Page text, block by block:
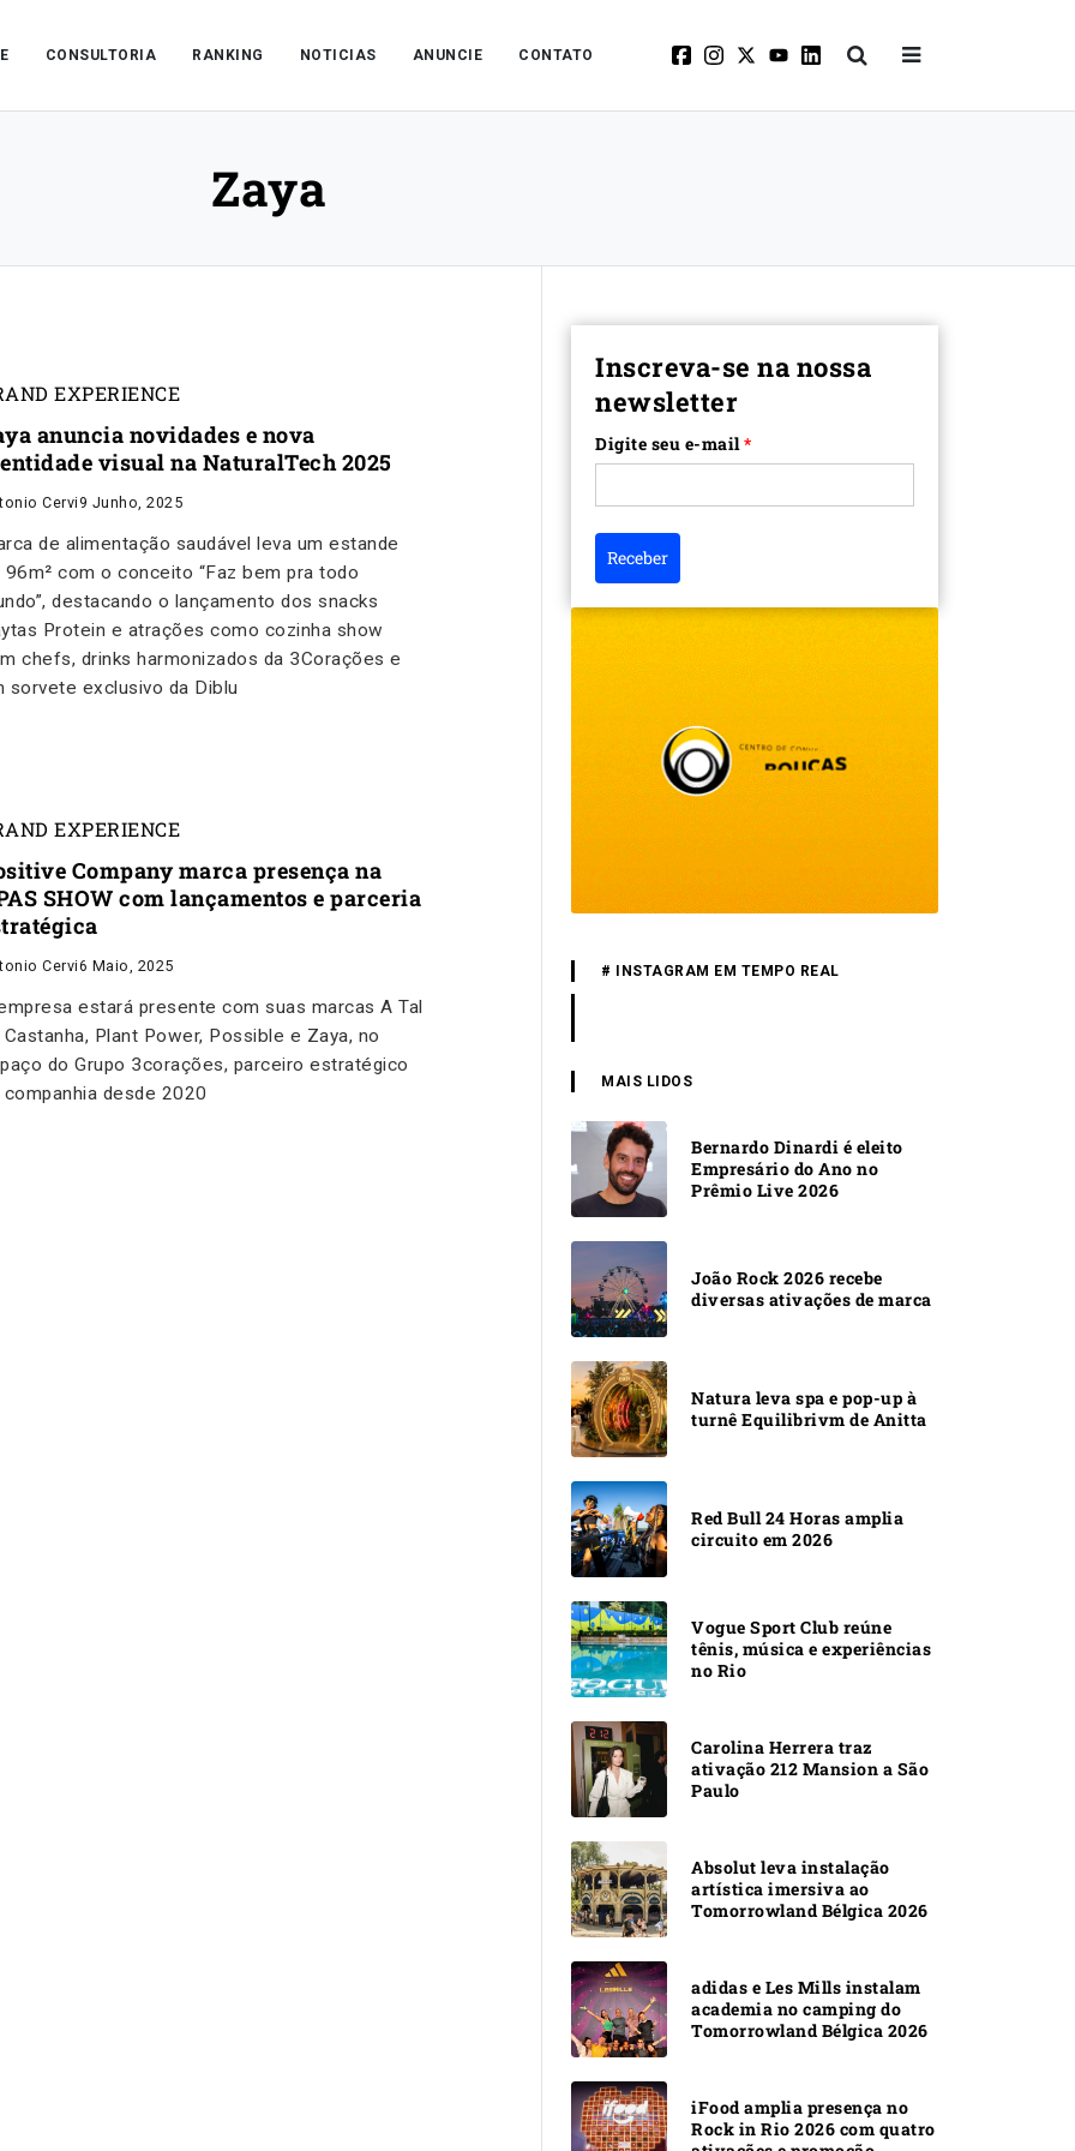
CONSULTORIA RANKING NOTICIAS ANUNCIE CONTATO
Zaya
EXPERIENCE
anuncia novidades e nova
visual na NaturalTech 2025
Cervi 9 Junho, 2025
de alimentação saudável leva um estande
96m² com o conceito “Faz bem pra todo
destacando o lançamento dos snacks
Protein e atrações como cozinha show
chefs, drinks harmonizados da 3Corações e
sorvete exclusivo da Diblu
EXPERIENCE
Company marca presença na
SHOW com lançamentos e parceria
Cervi6 Maio, 2025
estará presente com suas marcas A Tal
Castanha, Plant Power, Possible e Zaya, no
do Grupo 3corações, parceiro estratégico
companhia desde 2020
Inscreva-se na nossa
newsletter
Digite seu e-mail*
Receber
# INSTAGRAM EM TEMPO REAL
MAIS LIDOS
Bernardo Dinardi é eleito
Empresário do Ano no
Prêmio Live 2026
João Rock 2026 recebe
diversas ativações de marca
Natura leva spa e pop-up à
turnê Equilibrivm de Anitta
Red Bull 24 Horas amplia
circuito em 2026
Vogue Sport Club reúne
tênis, música e experiências
no Rio
Carolina Herrera traz
ativação 212 Mansion a São
Paulo
Absolut leva instalação
artística imersiva ao
Tomorrowland Bélgica 2026
adidas e Les Mills instalam
academia no camping do
Tomorrowland Bélgica 2026
iFood amplia presença no
Rock in Rio 2026 com quatro